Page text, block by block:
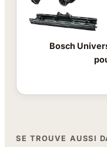
Bosch
SE TROUVE AUSSI